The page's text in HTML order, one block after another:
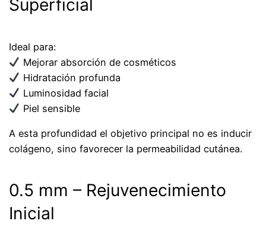
Superficial
Ideal para:
Mejorar absorción de cosméticos
Hidratación profunda
Luminosidad facial
Piel sensible
A esta profundidad el objetivo principal no es inducir
colágeno, sino favorecer la permeabilidad cutánea.
0.5 mm – Rejuvenecimiento
Inicial